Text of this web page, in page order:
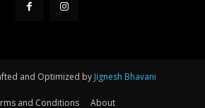
and Optimized by Jignesh Bhavani
and Conditions About